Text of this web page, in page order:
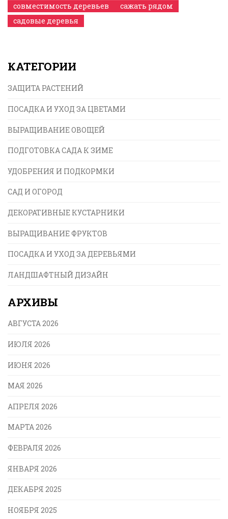
совместимость деревьев
сажать рядом
садовые деревья
КАТЕГОРИИ
ЗАЩИТА РАСТЕНИЙ
ПОСАДКА И УХОД ЗА ЦВЕТАМИ
ВЫРАЩИВАНИЕ ОВОЩЕЙ
ПОДГОТОВКА САДА К ЗИМЕ
УДОБРЕНИЯ И ПОДКОРМКИ
САД И ОГОРОД
ДЕКОРАТИВНЫЕ КУСТАРНИКИ
ВЫРАЩИВАНИЕ ФРУКТОВ
ПОСАДКА И УХОД ЗА ДЕРЕВЬЯМИ
ЛАНДШАФТНЫЙ ДИЗАЙН
АРХИВЫ
АВГУСТА 2026
ИЮЛЯ 2026
ИЮНЯ 2026
МАЯ 2026
АПРЕЛЯ 2026
МАРТА 2026
ФЕВРАЛЯ 2026
ЯНВАРЯ 2026
ДЕКАБРЯ 2025
НОЯБРЯ 2025